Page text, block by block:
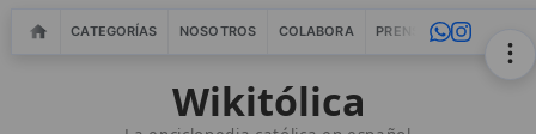
CATEGORÍAS NOSOTROS COLABORA PRENSA WEBMASTERS
Wikitólica
La enciclopedia católica en español